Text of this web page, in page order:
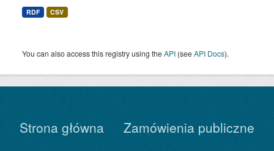
RDF CSV
You can also access this registry using theAPI (seeAPI Docs).
Strona główna
Zamówienia publiczne